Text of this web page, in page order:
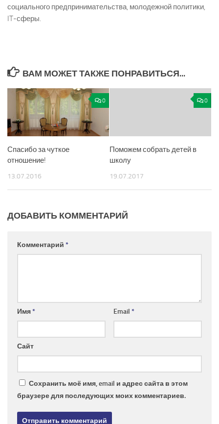
социального предпринимательства, молодежной политики,
IT-сферы.
ВАМ МОЖЕТ ТАКЖЕ ПОНРАВИТЬСЯ...
0
Спасибо за чуткое
отношение!
13.07.2016
0
Поможем собрать детей в
школу
19.07.2017
ДОБАВИТЬ КОММЕНТАРИЙ
Комментарий *
Имя* Email *
Сайт
Сохранить моё имя, email и адрес сайта в этом
браузере для последующих моих комментариев.